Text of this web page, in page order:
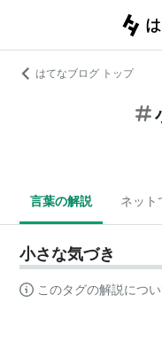
はてなブログ トップ
言葉の解説 ネット
小さな気づき
このタグの解説につ